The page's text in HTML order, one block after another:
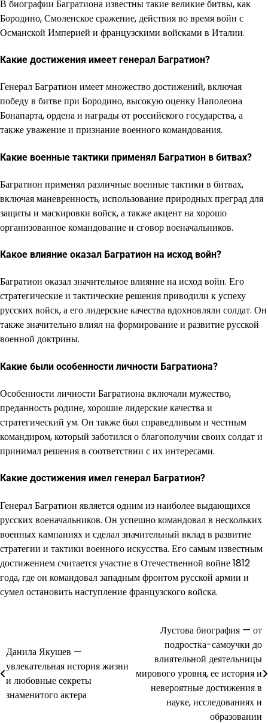
В биографии Багратиона известны такие великие битвы, как
Бородино, Смоленское сражение, действия во время войн с
Османской Империей и французскими войсками в Италии.
Какие достижения имеет генерал Багратион?
Генерал Багратион имеет множество достижений, включая
победу в битве при Бородино, высокую оценку Наполеона
Бонапарта, ордена и награды от российского государства, а
также уважение и признание военного командования.
Какие военные тактики применял Багратион в битвах?
Багратион применял различные военные тактики в битвах,
включая маневренность, использование природных преград для
защиты и маскировки войск, а также акцент на хорошо
организованное командование и сговор военачальников.
Какое влияние оказал Багратион на исход войн?
Багратион оказал значительное влияние на исход войн. Его
стратегические и тактические решения приводили к успеху
русских войск, а его лидерские качества вдохновляли солдат. Он
также значительно влиял на формирование и развитие русской
военной доктрины.
Какие были особенности личности Багратиона?
Особенности личности Багратиона включали мужество,
преданность родине, хорошие лидерские качества и
стратегический ум. Он также был справедливым и честным
командиром, который заботился о благополучии своих солдат и
принимал решения в соответствии с их интересами.
Какие достижения имел генерал Багратион?
Генерал Багратион является одним из наиболее выдающихся
русских военачальников. Он успешно командовал в нескольких
военных кампаниях и сделал значительный вклад в развитие
стратегии и тактики военного искусства. Его самым известным
достижением считается участие в Отечественной войне 1812
года, где он командовал западным фронтом русской армии и
сумел остановить наступление французского войска.
по
записям
Данила Якушев —
увлекательная история жизни
и любовные секреты
знаменитого актера
Лустова биография — от
подростка-самоучки до
влиятельной деятельницы
мирового уровня, ее история и
невероятные достижения в
науке, исследованиях и
образовании